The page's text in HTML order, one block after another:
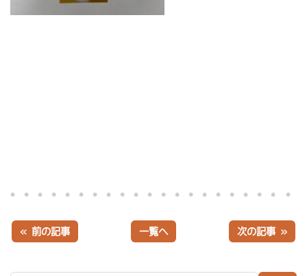
« 前の記事 一覧へ 次の記事 »